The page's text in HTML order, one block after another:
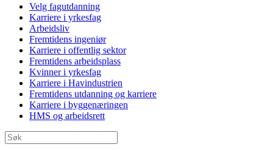
Velg fagutdanning
Karriere i yrkesfag
Arbeidsliv
Fremtidens ingeniør
Karriere i offentlig sektor
Fremtidens arbeidsplass
Kvinner i yrkesfag
Karriere i Havindustrien
Fremtidens utdanning og karriere
Karriere i byggenæringen
HMS og arbeidsrett